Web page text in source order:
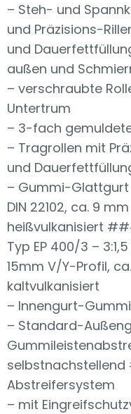
– Steh- und
und Präzisions-
und
außen und
– verschraubte
Untertrum
– 3-fach
– Tragrollen mit
und
– Gummi-Glattgurt
DIN 22102, ca. 9
heißvulkanisiert
Typ EP 400/3 –
15mm V/Y-Profil,
kaltvulkanisiert
– Innengurt-
– Standard-
Abstreifersystem
– mit